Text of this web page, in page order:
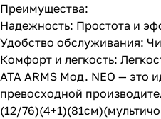
Преимущества:
Надежность: Простота и
Удобство обслуживания:
Комфорт и легкость:
ATA ARMS Мод. NEO — это
превосходной
(12/